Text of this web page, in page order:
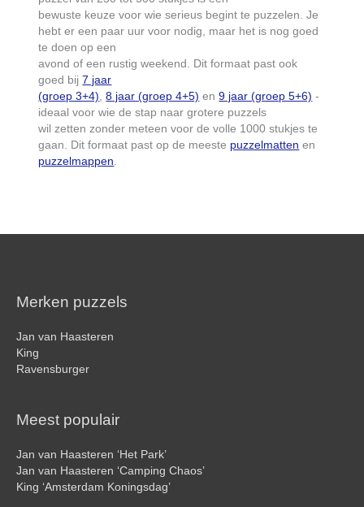
bewuste keuze voor wie serieus begint te puzzelen. Je
hebt er een paar uur voor nodig, maar het is nog goed
te doen op een
avond of een rustig weekend. Dit formaat past ook
goed bij7 jaar
(groep 3+4) ,8 jaar (groep 4+5) en9 jaar (groep 5+6) -
ideaal voor wie de stap naar grotere puzzels
wil zetten zonder meteen voor de volle 1000 stukjes te
gaan. Dit formaat past op de meeste puzzelmatten en
puzzelmappen
Merken puzzels
Jan van Haasteren
King
Ravensburger
Meest populair
Jan van Haasteren ‘Het Park’
Jan van Haasteren ‘Camping Chaos’
King ‘Amsterdam Koningsdag’